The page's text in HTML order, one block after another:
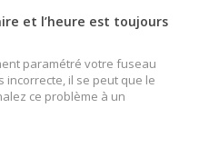
et l’heure est toujours
paramétré votre fuseau
incorrecte, il se peut que le
ce problème à un